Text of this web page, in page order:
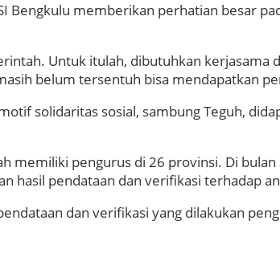
Bengkulu memberikan perhatian besar
Untuk itulah, dibutuhkan kerjasama
belum tersentuh bisa mendapatkan
solidaritas sosial, sambung Teguh,
memiliki pengurus di 26 provinsi. Di
hasil pendataan dan verifikasi terhadap
dan verifikasi yang dilakukan